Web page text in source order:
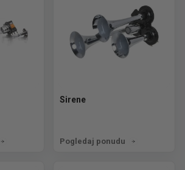
Sirene
Pogledaj ponudu